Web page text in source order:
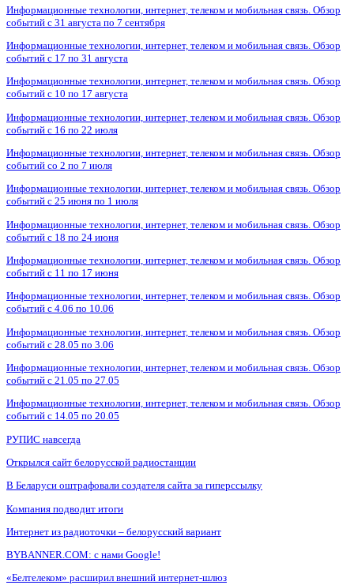
Информационные технологии, интернет, телеком и мобильная связь. Обзор
событий с 31 августа по 7 сентября
Информационные технологии, интернет, телеком и мобильная связь. Обзор
событий с 17 по 31 августа
Информационные технологии, интернет, телеком и мобильная связь. Обзор
событий с 10 по 17 августа
Информационные технологии, интернет, телеком и мобильная связь. Обзор
событий с 16 по 22 июля
Информационные технологии, интернет, телеком и мобильная связь. Обзор
событий со 2 по 7 июля
Информационные технологии, интернет, телеком и мобильная связь. Обзор
событий с 25 июня по 1 июля
Информационные технологии, интернет, телеком и мобильная связь. Обзор
событий с 18 по 24 июня
Информационные технологии, интернет, телеком и мобильная связь. Обзор
событий с 11 по 17 июня
Информационные технологии, интернет, телеком и мобильная связь. Обзор
событий с 4.06 по 10.06
Информационные технологии, интернет, телеком и мобильная связь. Обзор
событий с 28.05 по 3.06
Информационные технологии, интернет, телеком и мобильная связь. Обзор
событий с 21.05 по 27.05
Информационные технологии, интернет, телеком и мобильная связь. Обзор
событий с 14.05 по 20.05
РУПИС навсегда
Открылся сайт белорусской радиостанции
В Беларуси оштрафовали создателя сайта за гиперссылку
Компания подводит итоги
Интернет из радиоточки – белорусский вариант
BYBANNER.COM: c нами Google!
«Белтелеком» расширил внешний интернет-шлюз